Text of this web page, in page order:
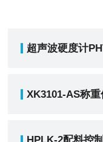
超声波硬度计
XK3101-AS称